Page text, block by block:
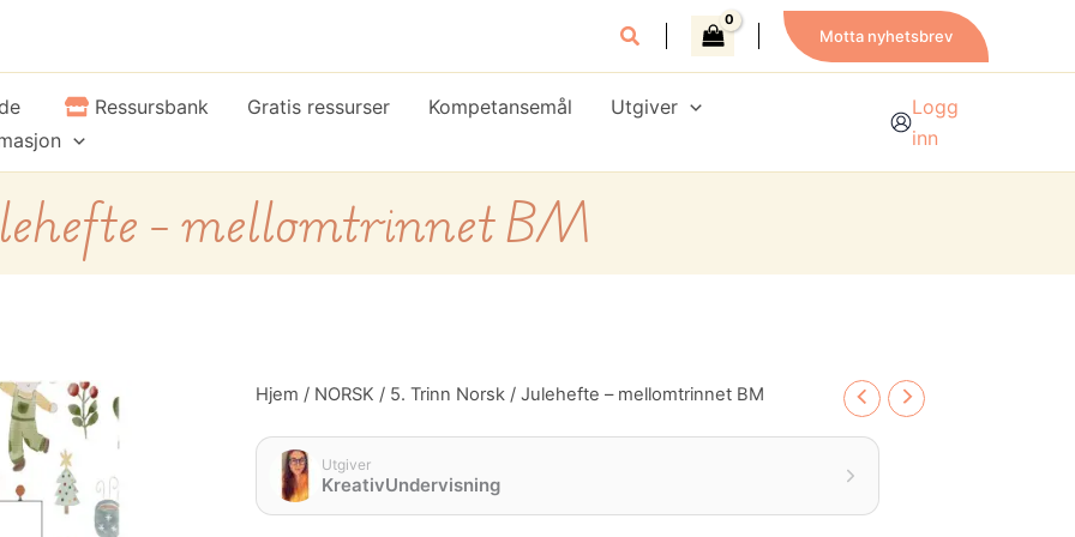
Motta nyhetsbrev
Ressursbank Gratis ressurser Kompetansemål
Utgiver
Logg
inn
– mellomtrinnet BM
Hjem / NORSK / 5. Trinn Norsk / Julehefte – mellomtrinnet BM
Utgiver
KreativUndervisning
Julehefte
mellomtrinnet
antall